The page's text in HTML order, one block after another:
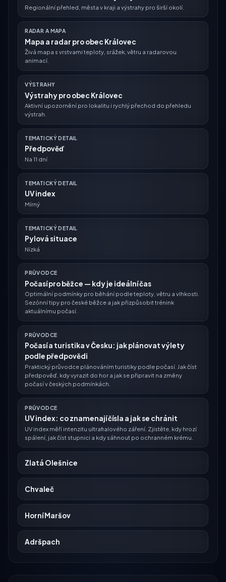
Regionální přehled, města v kraji a výstrahy pro širší okolí.
RADAR A MAPA
Mapa a radar pro obec Královec
Živá mapa s vrstvami teploty, srážek, větru a radarovou
animací.
VÝSTRAHY
Výstrahy pro obec Královec
Aktivní upozornění pro lokalitu i rychlý přechod do přehledu
výstrah.
TEMATICKÝ DETAIL
Předpověď
Na 11 dní
TEMATICKÝ DETAIL
UV index
Mírný
TEMATICKÝ DETAIL
Pylová situace
Nízká
PRŮVODCE
Počasí pro běžce — kdy je ideální čas
Optimální podmínky pro běhání podle teploty, větru a vlhkosti.
Sezónní tipy pro české běžce a jak přizpůsobit trénink
aktuálnímu počasí.
PRŮVODCE
Počasí a turistika v Česku: jak plánovat výlety
podle předpovědi
Praktický průvodce plánováním turistiky podle počasí. Jak číst
předpověď, kdy vyrazit do hor a jak se připravit na změny
počasí v českých podmínkách.
PRŮVODCE
UV index: co znamenají čísla a jak se chránit
UV index měří intenzitu ultrafialového záření. Zjistěte, kdy hrozí
spálení, jak číst stupnici a kdy sáhnout po ochranném krému.
Zlatá Olešnice
Chvaleč
Horní Maršov
Adršpach